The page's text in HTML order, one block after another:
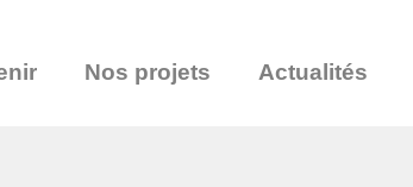
Nos projets Actualités